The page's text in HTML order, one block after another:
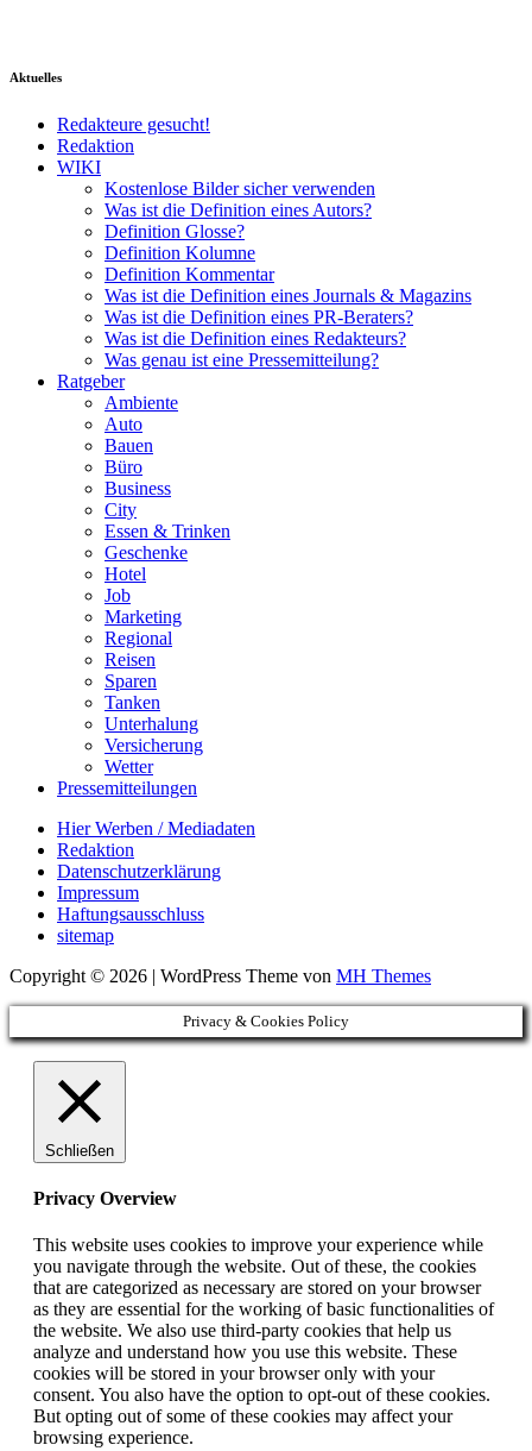
Aktuelles
Redakteure gesucht!
Redaktion
WIKI
Kostenlose Bilder sicher verwenden
Was ist die Definition eines Autors?
Definition Glosse?
Definition Kolumne
Definition Kommentar
Was ist die Definition eines Journals & Magazins
Was ist die Definition eines PR-Beraters?
Was ist die Definition eines Redakteurs?
Was genau ist eine Pressemitteilung?
Ratgeber
Ambiente
Auto
Bauen
Büro
Business
City
Essen & Trinken
Geschenke
Hotel
Job
Marketing
Regional
Reisen
Sparen
Tanken
Unterhalung
Versicherung
Wetter
Pressemitteilungen
Hier Werben / Mediadaten
Redaktion
Datenschutzerklärung
Impressum
Haftungsausschluss
sitemap
Copyright © 2026 | WordPress Theme von MH Themes
Privacy & Cookies Policy
Schließen
Privacy Overview
This website uses cookies to improve your experience while
you navigate through the website. Out of these, the cookies
that are categorized as necessary are stored on your browser
as they are essential for the working of basic functionalities of
the website. We also use third-party cookies that help us
analyze and understand how you use this website. These
cookies will be stored in your browser only with your
consent. You also have the option to opt-out of these cookies.
But opting out of some of these cookies may affect your
browsing experience.